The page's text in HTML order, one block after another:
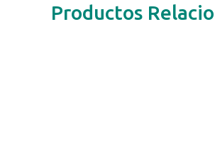
Productos